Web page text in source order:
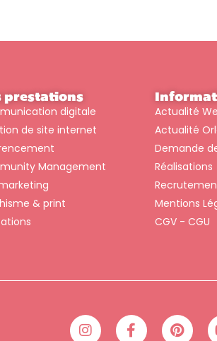
prestations
digitale
de site internet
Management
& print
Actualité
Actualité
Demande
Réalisations
Mentions
CGV - CGU